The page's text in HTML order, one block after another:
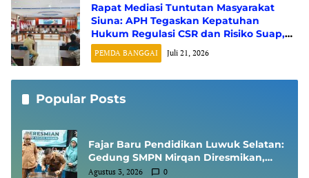
Rapat Mediasi Tuntutan Masyarakat
Siuna: APH Tegaskan Kepatuhan
Hukum Regulasi CSR dan Risiko Suap,
Perusahaan Suarakan Hak Asasi
Karyawan
PEMDA BANGGAI Juli 21, 2026
Popular Posts
Fajar Baru Pendidikan Luwuk Selatan:
Gedung SMPN Mirqan Diresmikan,
Bupati Banggai Targetkan Generasi
Agustus 3, 2026 0